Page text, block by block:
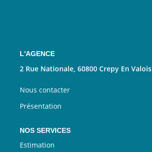
L'AGENCE
2 Rue Nationale, 60800 Crepy En Valois
Nous contacter
Présentation
NOS SERVICES
Estimation